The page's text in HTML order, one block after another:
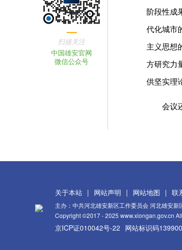
扫描关注
中国雄安官网
微信公众号
阶段性成
代化城市
主义思想
方研究力
供坚实理
会议还
关于本站 | 网站声明 | 网站地图 | 联
主办：中共河北雄安新区工作委员会 河北雄安新
Copyright ©2017 - 2025 www.xiongan.gov.cn
京ICP证010042号-22 网站标识码